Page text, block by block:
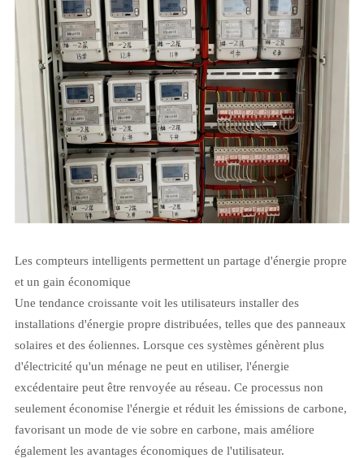
Les compteurs intelligents permettent un partage d'énergie propre
et un gain économique
Une tendance croissante voit les utilisateurs installer des
installations d'énergie propre distribuées, telles que des panneaux
solaires et des éoliennes. Lorsque ces systèmes génèrent plus
d'électricité qu'un ménage ne peut en utiliser, l'énergie
excédentaire peut être renvoyée au réseau. Ce processus non
seulement économise l'énergie et réduit les émissions de carbone,
favorisant un mode de vie sobre en carbone, mais améliore
également les avantages économiques de l'utilisateur.